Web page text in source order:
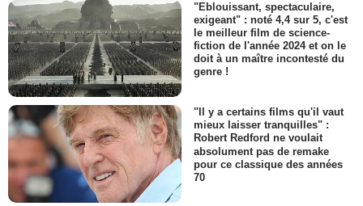
"Eblouissant, spectaculaire,
exigeant" : noté 4,4 sur 5, c'est
le meilleur film de science-
fiction de l'année 2024 et on le
doit à un maître incontesté du
genre !
"Il y a certains films qu'il vaut
mieux laisser tranquilles" :
Robert Redford ne voulait
absolument pas de remake
pour ce classique des années
70